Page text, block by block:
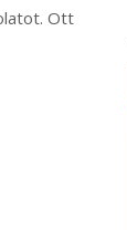
Ott